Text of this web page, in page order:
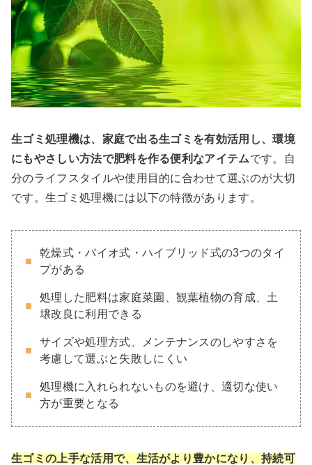
生ゴミ処理機は、家庭で出る生ゴミを有効活用し、環境
にもやさしい方法で肥料を作る便利なアイテムです。自
分のライフスタイルや使用目的に合わせて選ぶのが大切
です。生ゴミ処理機には以下の特徴があります。
乾燥式・バイオ式・ハイブリッド式の3つのタイ
プがある
処理した肥料は家庭菜園、観葉植物の育成、土
壌改良に利用できる
サイズや処理方式、メンテナンスのしやすさを
考慮して選ぶと失敗しにくい
処理機に入れられないものを避け、適切な使い
方が重要となる
生ゴミの上手な活用で、生活がより豊かになり、持続可